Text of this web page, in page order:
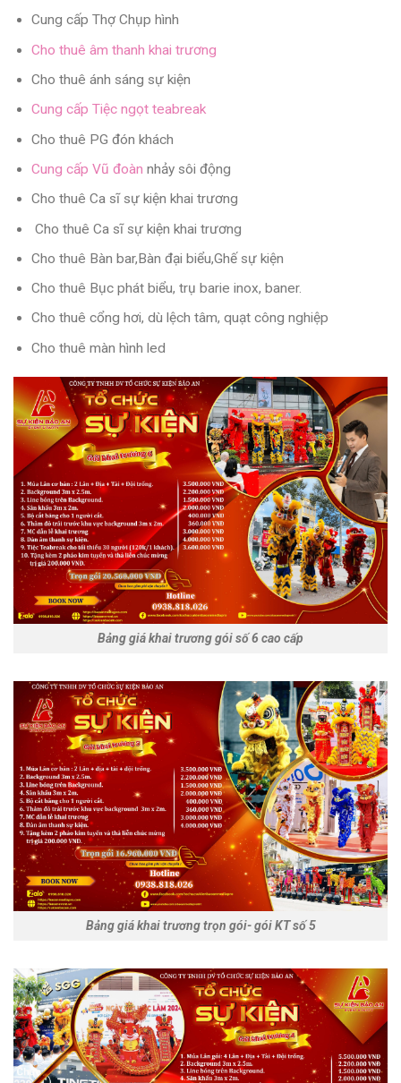
Cung cấp Thợ Chụp hình
Cho thuê âm thanh khai trương
Cho thuê ánh sáng sự kiện
Cung cấp Tiệc ngọt teabreak
Cho thuê PG đón khách
Cung cấp Vũ đoàn nhảy sôi động
Cho thuê Ca sĩ sự kiện khai trương
Cho thuê Ca sĩ sự kiện khai trương
Cho thuê Bàn bar,Bàn đại biểu,Ghế sự kiện
Cho thuê Bục phát biểu, trụ barie inox, baner.
Cho thuê cổng hơi, dù lệch tâm, quạt công nghiệp
Cho thuê màn hình led
Bảng giá khai trương gói số 6 cao cấp
Bảng giá khai trương trọn gói- gói KT số 5